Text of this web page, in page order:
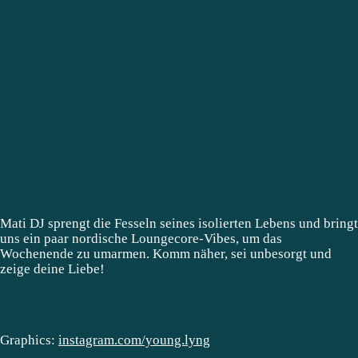
Mati DJ sprengt die Fesseln seines isolierten Lebens und bringt
uns ein paar nordische Loungecore-Vibes, um das
Wochenende zu umarmen. Komm näher, sei unbesorgt und
zeige deine Liebe!
Graphics: instagram.com/young.lyng